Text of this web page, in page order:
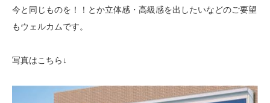
今と同じものを！！とか立体感・高級感を出したいなどのご要望
もウェルカムです。
写真はこちら↓